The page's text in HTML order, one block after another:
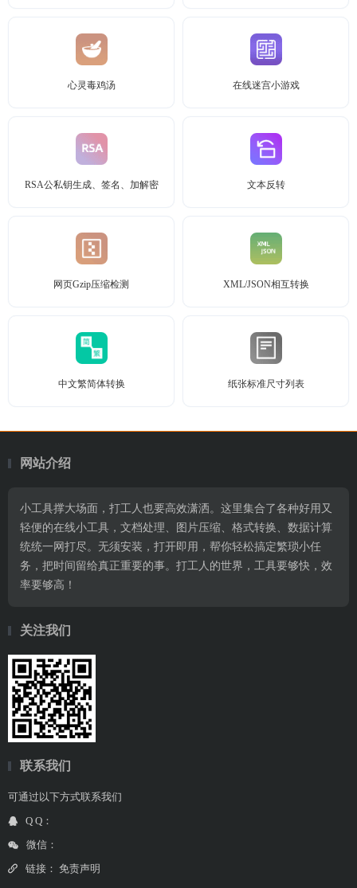
心灵毒鸡汤 在线迷宫小游戏
RSA公私钥生成、签名、加解密 文本反转
网页Gzip压缩检测 XML/JSON相互转换
中文繁简体转换 纸张标准尺寸列表
网站介绍
小工具撑大场面，打工人也要高效潇洒。这里集合了各种好用又
轻便的在线小工具，文档处理、图片压缩、格式转换、数据计算
统统一网打尽。无须安装，打开即用，帮你轻松搞定繁琐小任
务，把时间留给真正重要的事。打工人的世界，工具要够快，效
率要够高！
关注我们
联系我们
可通过以下方式联系我们
Q Q：
微信：
链接： 免责声明